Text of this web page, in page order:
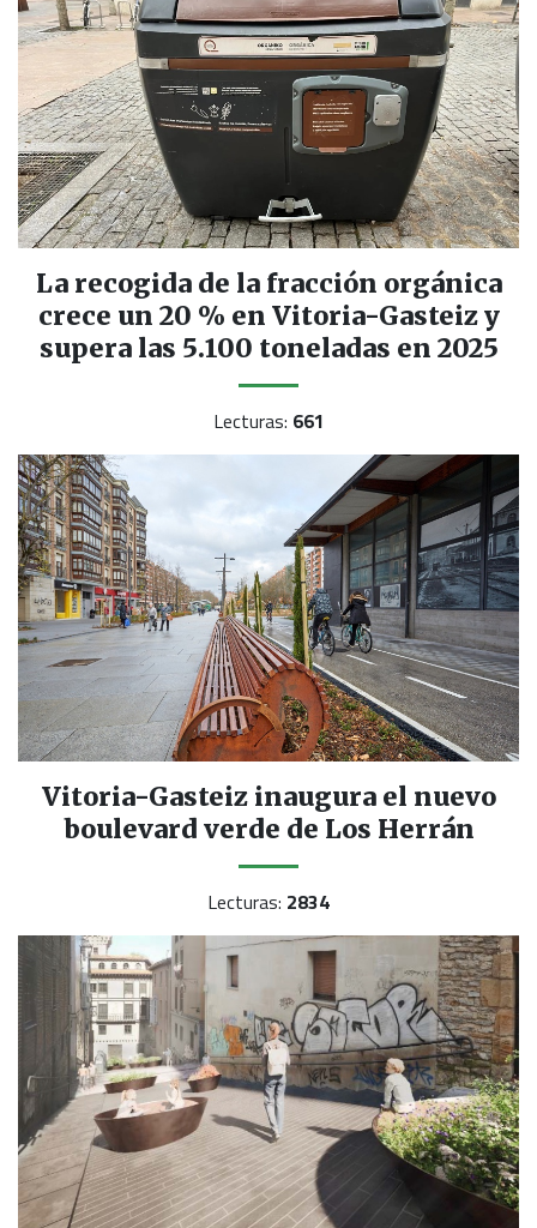
La recogida de la fracción orgánica
crece un 20 % en Vitoria-Gasteiz y
supera las 5.100 toneladas en 2025
Lecturas: 661
Vitoria-Gasteiz inaugura el nuevo
boulevard verde de Los Herrán
Lecturas: 2834